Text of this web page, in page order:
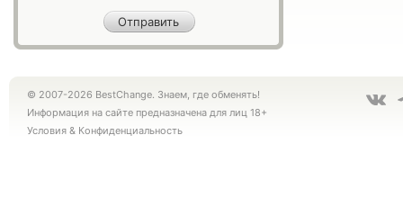
© 2007-2026 BestChange. Знаем, где обменять!
Информация на сайте предназначена для лиц 18+
Условия & Конфиденциальность